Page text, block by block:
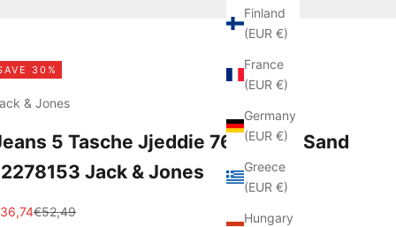
Finland
(EUR €)
France
(EUR €)
Germany
(EUR €)
Greece
(EUR €)
Hungary
30%
& Jones
5 Tasche Jjeddie 766 Black Sand
Jack & Jones
price
Regular price
€52,49